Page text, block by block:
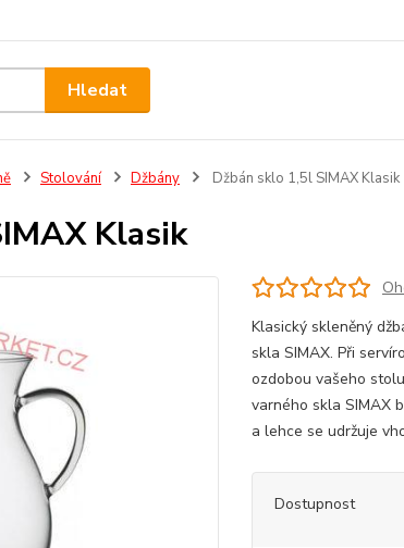
Hledat
Stolování Džbány Džbán sklo 1,5l SIMAX Klasik
Klasik
Klasický skleněný
skla SIMAX. Při
ozdobou vašeho
varného skla SIMAX
a lehce se udržuje
Dostupnost